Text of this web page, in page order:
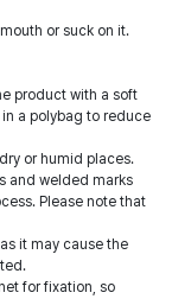
or suck on it.
product with a soft
a polybag to reduce
or humid places.
and welded marks
Please note that
it may cause the
for fixation, so